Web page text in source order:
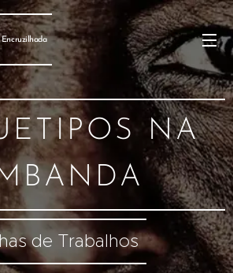
Encruzilhada
NA
de Trabalhos